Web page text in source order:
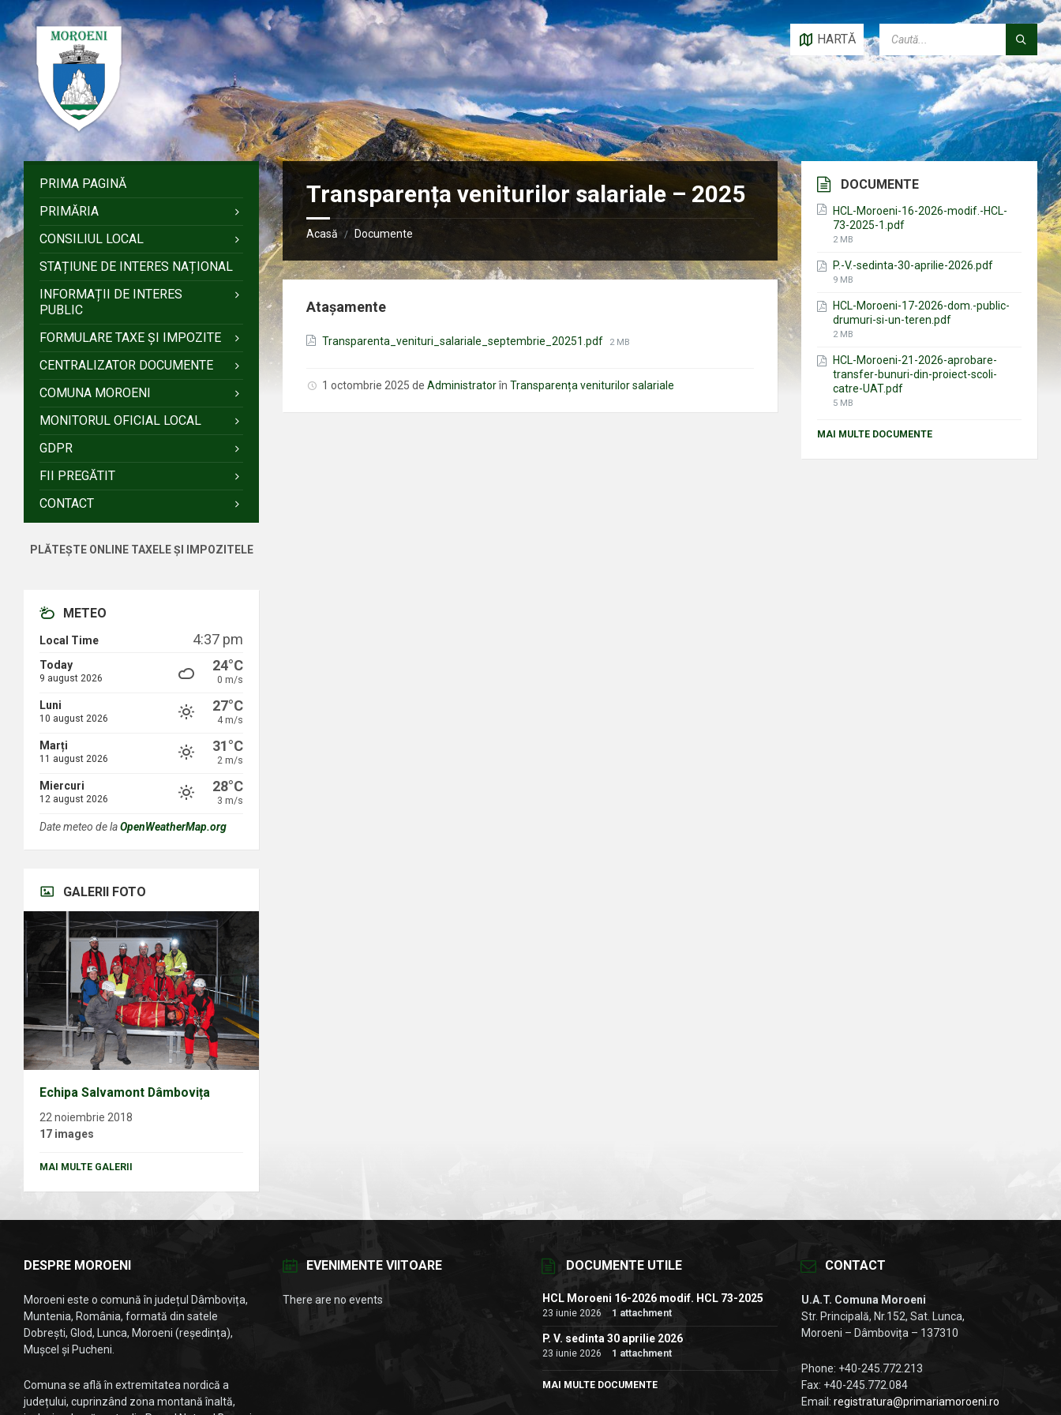
la
conținut
la
bara
laterală
stângă
la
bara
laterală
dreaptă
la
subsol
HARTĂ
Transparența veniturilor salariale – 2025
Acasă / Documente
Atașamente
Transparenta_venituri_salariale_septembrie_20251.pdf Mărimea
2 MB
1 octombrie 2025deAdministrator înTransparența veniturilor salariale
PRIMA PAGINĂ
PRIMĂRIA
CONSILIUL LOCAL
STAȚIUNE DE INTERES NAȚIONAL
INFORMAȚII DE INTERES
PUBLIC
FORMULARE TAXE ȘI IMPOZITE
CENTRALIZATOR DOCUMENTE
COMUNA MOROENI
MONITORUL OFICIAL LOCAL
GDPR
FII PREGĂTIT
CONTACT
PLĂTEȘTE ONLINE TAXELE ȘI IMPOZITELE
METEO
Local Time 4:37 pm
Today
9 august 2026
24°C
0 m/s
Luni
10 august 2026
27°C
4 m/s
Marți
11 august 2026
31°C
2 m/s
Miercuri
12 august 2026
28°C
3 m/s
Date meteo de laOpenWeatherMap.org
GALERII FOTO
Echipa Salvamont Dâmbovița
22 noiembrie 2018
17 images
MAI MULTE GALERII
DOCUMENTE
HCL-Moroeni-16-2026-modif.-HCL-
73-2025-1.pdf
File
2 MB
P.-V.-sedinta-30-aprilie-2026.pdf
File
9 MB
HCL-Moroeni-17-2026-dom.-public-
drumuri-si-un-teren.pdf
File
2 MB
HCL-Moroeni-21-2026-aprobare-
transfer-bunuri-din-proiect-scoli-
catre-UAT.pdf
File
5 MB
MAI MULTE DOCUMENTE
DESPRE MOROENI
Moroeni este o comună în județul Dâmbovița,
Muntenia, România, formată din satele
Dobrești, Glod, Lunca, Moroeni (reședința),
Mușcel și Pucheni.
Comuna se află în extremitatea nordică a
județului, cuprinzând zona montană înaltă,
EVENIMENTE VIITOARE
There are no events
DOCUMENTE UTILE
HCL Moroeni 16-2026 modif. HCL 73-2025
23 iunie 2026 1 attachment
P. V. sedinta 30 aprilie 2026
23 iunie 2026 1 attachment
MAI MULTE DOCUMENTE
CONTACT
U.A.T. Comuna Moroeni
Str. Principală, Nr.152, Sat. Lunca,
Moroeni – Dâmbovița – 137310
Phone: +40-245.772.213
Fax: +40-245.772.084
Email:registratura@primariamoroeni.ro